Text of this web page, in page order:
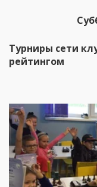
Турниры сети
рейтингом